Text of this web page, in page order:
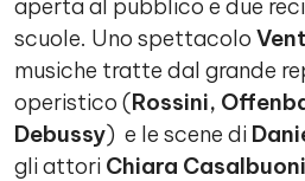
aperta al pubblico e due
scuole. Uno spettacolo
musiche tratte dal grande
operistico (Rossini,
Debussy) e le scene di
gli attori Chiara Casalbuoni